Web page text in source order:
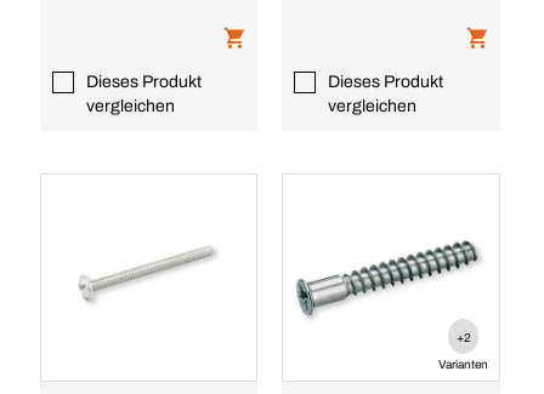
Dieses Produkt
vergleichen
Dieses Produkt
vergleichen
+2
Varianten